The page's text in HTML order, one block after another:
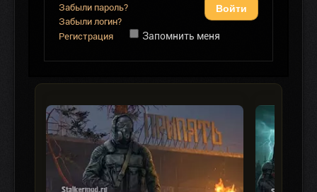
Войти
Забыли пароль?
Забыли логин?
Регистрация
Запомнить меня